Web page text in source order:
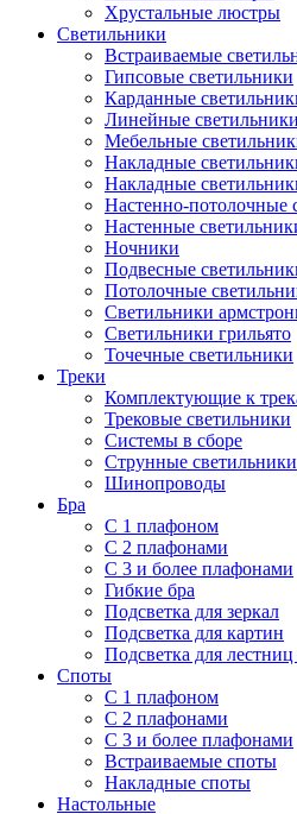
Хрустальные люстры
Светильники
Встраиваемые
Гипсовые светильники
Карданные
Линейные светильники
Мебельные
Накладные
Накладные
Настенно-потолочные
Настенные
Ночники
Подвесные
Потолочные
Светильники
Светильники грильято
Точечные светильники
Треки
Комплектующие к
Трековые светильники
Системы в сборе
Струнные светильники
Шинопроводы
Бра
С 1 плафоном
С 2 плафонами
С 3 и более плафонами
Гибкие бра
Подсветка для зеркал
Подсветка для картин
Подсветка для
Споты
С 1 плафоном
С 2 плафонами
С 3 и более плафонами
Встраиваемые споты
Накладные споты
Настольные